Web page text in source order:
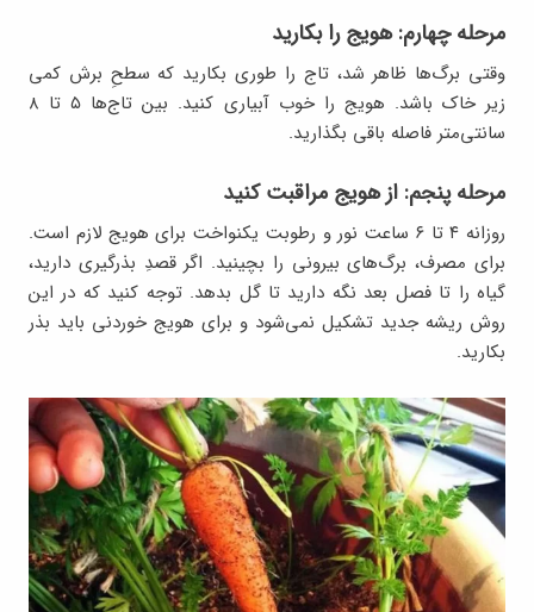
مرحله چهارم: هویج را بکارید
وقتی برگ‌ها ظاهر شد، تاج را طوری بکارید که سطحِ برش کمی
زیر خاک باشد. هویج را خوب آبیاری کنید. بین تاج‌ها ۵ تا ۸
سانتی‌متر فاصله باقی بگذارید.
مرحله پنجم: از هویج مراقبت کنید
روزانه ۴ تا ۶ ساعت نور و رطوبت یکنواخت برای هویج لازم است.
برای مصرف، برگ‌های بیرونی را بچینید. اگر قصدِ بذرگیری دارید،
گیاه را تا فصل بعد نگه دارید تا گل بدهد. توجه کنید که در این
روش ریشه جدید تشکیل نمی‌شود و برای هویج خوردنی باید بذر
بکارید.